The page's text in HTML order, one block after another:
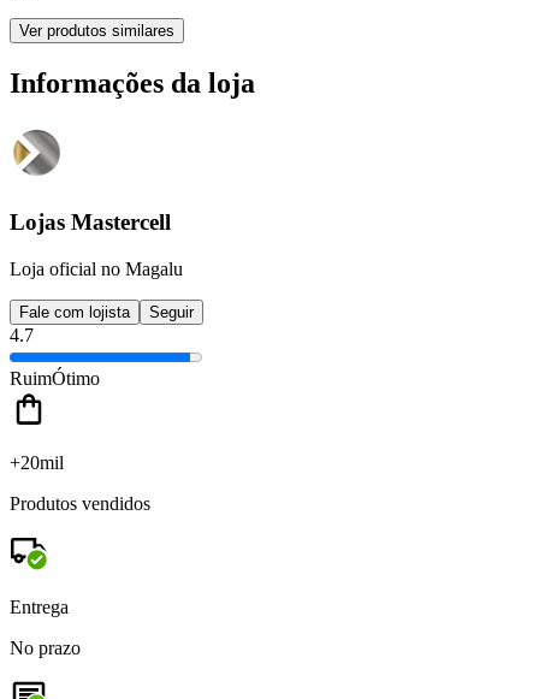
Ver produtos similares
Informações da loja
Lojas Mastercell
Loja oficial no Magalu
Fale com lojista Seguir
4.7
RuimÓtimo
+20mil
Produtos vendidos
Entrega
No prazo